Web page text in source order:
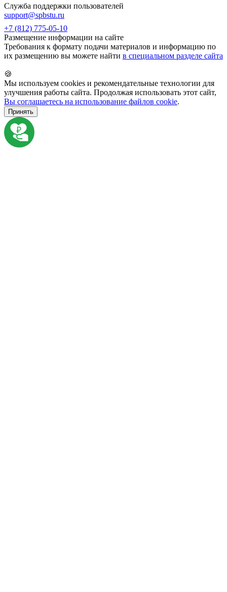
Служба поддержки пользователей
support@spbstu.ru
+7 (812) 775-05-10
Размещение информации на сайте
Требования к формату подачи материалов и информацию по
их размещению вы можете найти в специальном разделе сайта
🍪
Мы используем cookies и рекомендательные технологии для
улучшения работы сайта. Продолжая использовать этот сайт,
Вы соглашаетесь на использование файлов cookie.
Принять